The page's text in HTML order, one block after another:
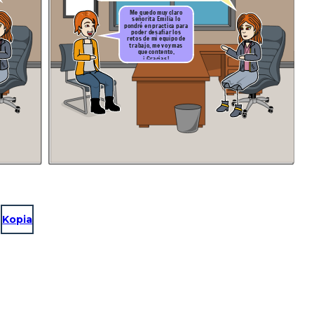
Me quedo muy claro
señorita Emilia lo
pondré en practica para
poder desafiar los
retos de mi equipo de
trabajo, me voy mas
que contento,
¡ Gracias!
Kopia